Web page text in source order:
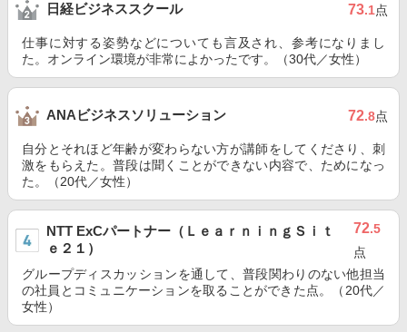
日経ビジネススクール 73.1点
仕事に対する姿勢などについても言及され、参考になりまし
た。オンライン環境が非常によかったです。（30代／女性）
ANAビジネスソリューション 72.8点
自分とそれほど年齢が変わらない方が講師をしてくださり、刺
激をもらえた。普段は聞くことができない内容で、ためになっ
た。（20代／女性）
NTT ExCパートナー（ＬｅａｒｎｉｎｇＳｉｔ
ｅ２１）
72.5
点
グループディスカッションを通して、普段関わりのない他担当
の社員とコミュニケーションを取ることができた点。（20代／
女性）